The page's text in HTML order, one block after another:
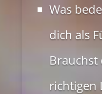
Was
dich als
Brauchst
richtigen